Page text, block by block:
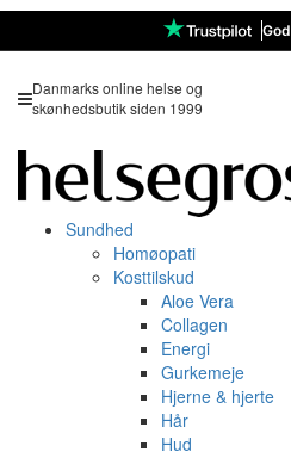
God
Danmarks online helse og
skønhedsbutik siden 1999
Sundhed
Homøopati
Kosttilskud
Aloe Vera
Collagen
Energi
Gurkemeje
Hjerne & hjerte
Hår
Hud